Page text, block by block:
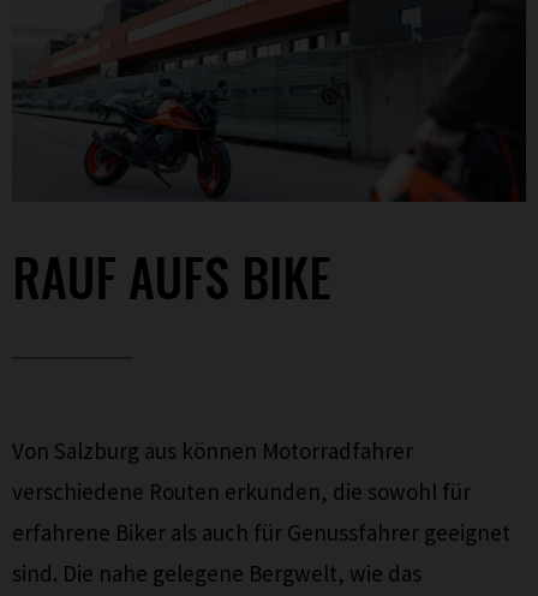
RAUF AUFS BIKE
Von Salzburg aus können Motorradfahrer
verschiedene Routen erkunden, die sowohl für
erfahrene Biker als auch für Genussfahrer geeignet
sind. Die nahe gelegene Bergwelt, wie das